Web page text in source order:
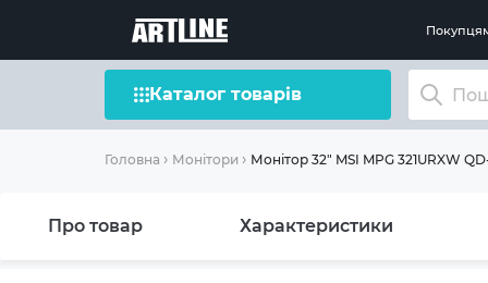
Каталог товарів
Головна Монітори Монітор 32" MSI MPG 321URXW
Про товар Характеристики